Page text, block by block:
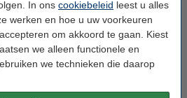
In ons cookiebeleid leest u alles
werken en hoe u uw voorkeuren
om akkoord te gaan. Kiest
we alleen functionele en
we technieken die daarop